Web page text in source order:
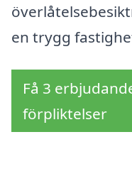
en trygg
Få 3
förpliktelser